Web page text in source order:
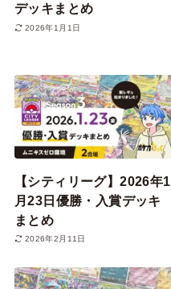
デッキまとめ
2026年1月1日
【シティリーグ】2026年1
月23日優勝・入賞デッキ
まとめ
2026年2月11日